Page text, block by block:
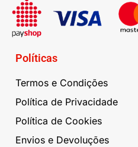
Políticas
Termos e Condições
Política de Privacidade
Política de Cookies
Envios e Devoluções